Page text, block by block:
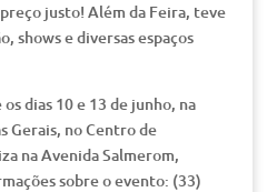
justo! Além da Feira, teve
shows e diversas espaços
dias 10 e 13 de junho, na
Gerais, no Centro de
na Avenida Salmerom,
sobre o evento: (33)